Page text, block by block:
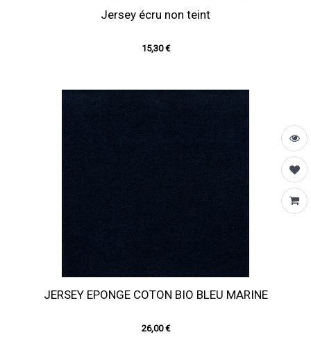
Jersey écru non teint
15,30 €
JERSEY EPONGE COTON BIO BLEU MARINE
26,00 €